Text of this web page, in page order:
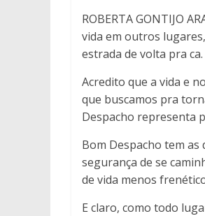
ROBERTA GONTIJO
vida em outros
estrada de volta pra ca.
Acredito que a vida e
que buscamos pra
Despacho representa
Bom Despacho tem
segurança de se
de vida menos
E claro, como todo